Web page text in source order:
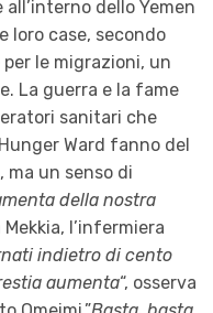
dello Yemen
loro case, secondo
le migrazioni, un
La guerra e la fame
sanitari che
Ward fanno del
ma un senso di
della nostra
Mekkia, l’infermiera
indietro di cento
aumenta“, osserva